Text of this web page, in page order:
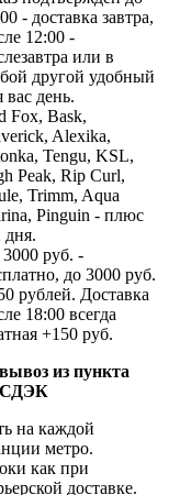
- доставка завтра,
12:00 -
или в
другой удобный
вас день.
Fox, Bask,
Alexika,
Tengu, KSL,
Peak, Rip Curl,
Trimm, Aqua
Pinguin - плюс
дня.
руб. -
до 3000 руб.
рублей. Доставка
18:00 всегда
+150 руб.
из пункта
СДЭК
на каждой
метро.
как при
доставке.